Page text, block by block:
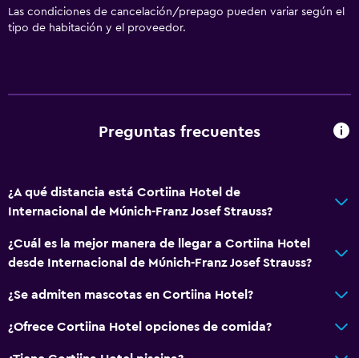
Las condiciones de cancelación/prepago pueden variar según el
tipo de habitación y el proveedor.
Preguntas frecuentes
¿A qué distancia está Cortiina Hotel de
Internacional de Múnich-Franz Josef Strauss?
¿Cuál es la mejor manera de llegar a Cortiina Hotel
desde Internacional de Múnich-Franz Josef Strauss?
¿Se admiten mascotas en Cortiina Hotel?
¿Ofrece Cortiina Hotel opciones de comida?